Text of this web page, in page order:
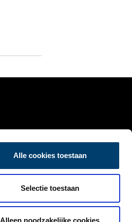
Alle cookies toestaan
Selectie toestaan
Alleen noodzakelijke cookies